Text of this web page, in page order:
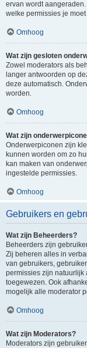
ervan wordt
welke permissies je
Omhoog
Wat zijn gesloten
Zowel moderators als
langer antwoorden op
deze automatisch.
worden.
Omhoog
Wat zijn
Onderwerpiconen zijn
kunnen worden om zo
kan maken van
ingestelde permissies.
Omhoog
Gebruikers en
Wat zijn Beheerders?
Beheerders zijn
Zij beheren alles in
van gebruikers,
permissies zijn natuurlijk
toegewezen. Ook
mogelijk alle moderator
Omhoog
Wat zijn Moderators?
Moderators zijn